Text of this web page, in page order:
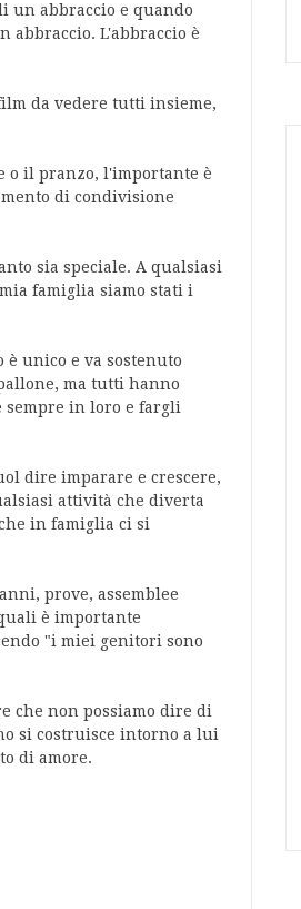
un abbraccio e quando
L'abbraccio è
da vedere tutti insieme,
o il pranzo, l'importante è
di condivisione
sia speciale. A qualsiasi
famiglia siamo stati i
è unico e va sostenuto
ma tutti hanno
sempre in loro e fargli
dire imparare e crescere,
attività che diverta
in famiglia ci si
prove, assemblee
è importante
"i miei genitori sono
che non possiamo dire di
si costruisce intorno a lui
di amore.